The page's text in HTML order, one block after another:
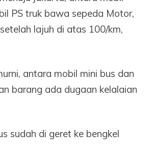
PS truk bawa sepeda Motor,
lajuh di atas 100/km,
antara mobil mini bus dan
barang ada dugaan kelalaian
sudah di geret ke bengkel